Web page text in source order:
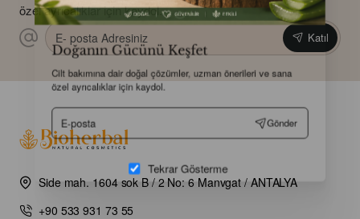
Doğanın Gücünü Keşfet
Cilt bakımına dair doğal çözümler, uzman önerileri ve sana
özel ayrıcalıklar için kaydol.
E-
posta
Gönder
Tekrar Gösterme
özel ayrıcalıklar için kaydol.
E-
posta
Adresiniz
Katıl
Side mah. 1604 sok B / 2 No: 6 Manvgat / ANTALYA
+90 533 931 73 55